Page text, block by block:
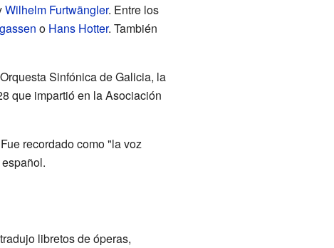
Wilhelm Furtwängler. Entre los
o Hans Hotter. También
Sinfónica de Galicia, la
que impartió en la Asociación
recordado como "la voz
libretos de óperas,